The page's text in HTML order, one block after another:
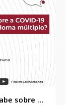
Pergunte à Dra. Vania: O que se sabe sobre a COVID 19 em pacientes mieloma múltiplo?